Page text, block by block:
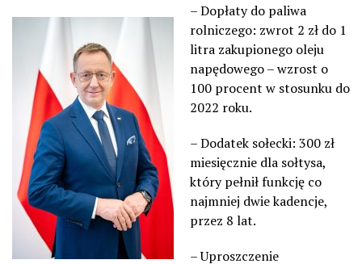
– Dopłaty do paliwa
rolniczego: zwrot 2 zł do 1
litra zakupionego oleju
napędowego – wzrost o
100 procent w stosunku do
2022 roku.
– Dodatek sołecki: 300 zł
miesięcznie dla sołtysa,
który pełnił funkcję co
najmniej dwie kadencje,
przez 8 lat.
– Uproszczenie